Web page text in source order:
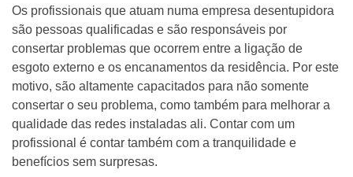
Os profissionais que atuam numa empresa desentupidora
são pessoas qualificadas e são responsáveis por
consertar problemas que ocorrem entre a ligação de
esgoto externo e os encanamentos da residência. Por este
motivo, são altamente capacitados para não somente
consertar o seu problema, como também para melhorar a
qualidade das redes instaladas ali. Contar com um
profissional é contar também com a tranquilidade e
benefícios sem surpresas.